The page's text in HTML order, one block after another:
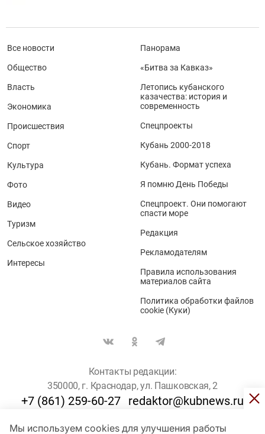
Мы используем cookies для улучшения работы
Все новости
Общество
Власть
Экономика
Происшествия
Спорт
Культура
Фото
Видео
Туризм
Сельское хозяйство
Интересы
Панорама
«Битва за Кавказ»
Летопись кубанского
казачества: история и
современность
Спецпроекты
Кубань 2000-2018
Кубань. Формат успеха
Я помню День Победы
Спецпроект. Они помогают
спасти море
Редакция
Рекламодателям
Правила использования
материалов сайта
Политика обработки файлов
cookie (Куки)
Контакты редакции:
350000, г. Краснодар, ул. Пашковская, 2
+7 (861) 259-60-27 redaktor@kubnews.ru
Для пользователей старше 16 лет